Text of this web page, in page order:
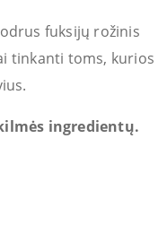
fuksijų rožinis
tinkanti toms, kurios
ingredientų.